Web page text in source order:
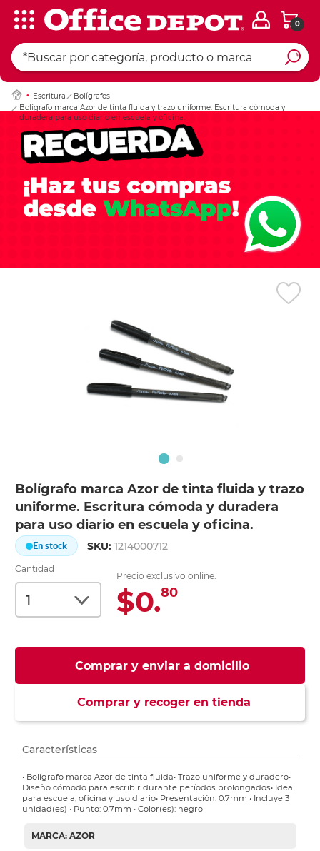
0
Escritura
Bolígrafos
Bolígrafo marca Azor de tinta fluida y trazo uniforme. Escritura cómoda y
duradera para uso diario en escuela y oficina.
Bolígrafo marca Azor de tinta fluida y trazo
uniforme. Escritura cómoda y duradera
para uso diario en escuela y oficina.
En stock SKU:1214000712
Cantidad
Precio exclusivo online:
$0.80
Comprar y enviar a domicilio
Comprar y recoger en tienda
Ingresar Codigo
Características
• Bolígrafo marca Azor de tinta fluida• Trazo uniforme y duradero•
Diseño cómodo para escribir durante períodos prolongados• Ideal
para escuela, oficina y uso diario• Presentación: 0.7mm • Incluye 3
unidad(es) • Punto: 0.7mm • Color(es): negro
MARCA: AZOR